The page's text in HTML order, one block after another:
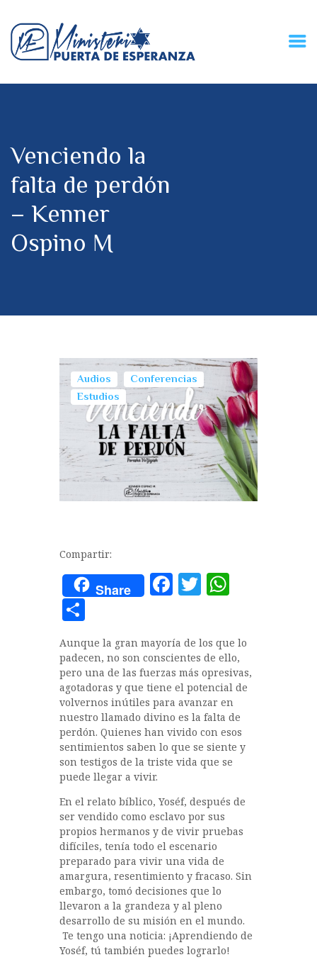
Venciendo la
falta de perdón
– Kenner
Ospino M
MPE TV
DONACIONES
PARTICIPA
REUNIONES &
CONTACTOS
Audios
Conferencias
Estudios
Compartir:
Share F
e
b
o
o
k
T
te
r
s
A
p
p
m
p
a
rt
ir
Aunque la gran mayoría de los que lo
padecen, no son conscientes de ello,
pero una de las fuerzas más opresivas,
agotadoras y que tiene el potencial de
volvernos inútiles para avanzar en
nuestro llamado divino es la falta de
perdón. Quienes han vivido con esos
sentimientos saben lo que se siente y
son testigos de la triste vida que se
puede llegar a vivir.
En el relato bíblico, Yoséf, después de
ser vendido como esclavo por sus
propios hermanos y de vivir pruebas
difíciles, tenía todo el escenario
preparado para vivir una vida de
amargura, resentimiento y fracaso. Sin
embargo, tomó decisiones que lo
llevaron a la grandeza y al pleno
desarrollo de su misión en el mundo.
Te tengo una noticia: ¡Aprendiendo de
Yoséf, tú también puedes lograrlo!